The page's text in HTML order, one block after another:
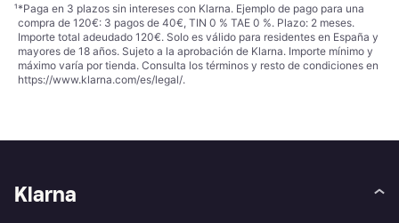
¹*Paga en 3 plazos sin intereses con Klarna. Ejemplo de pago para una
compra de 120€: 3 pagos de 40€, TIN 0 % TAE 0 %. Plazo: 2 meses.
Importe total adeudado 120€. Solo es válido para residentes en España y
mayores de 18 años. Sujeto a la aprobación de Klarna. Importe mínimo y
máximo varía por tienda. Consulta los términos y resto de condiciones en
https://www.klarna.com/es/legal/.
Klarna